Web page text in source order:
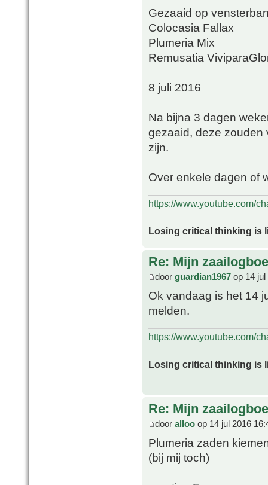
Gezaaid op
Colocasia Fallax
Plumeria Mix
Remusatia
8 juli 2016
Na bijna 3 dagen
gezaaid, deze zouden
zijn.
Over enkele dagen of
https://www.youtube.com/
Losing critical thinking is
Re: Mijn
door guardian1967 op 14 jul
Ok vandaag is het 14
melden.
https://www.youtube.com/
Losing critical thinking is
Re: Mijn
door alloo op 14 jul 2016
Plumeria zaden
(bij mij toch)